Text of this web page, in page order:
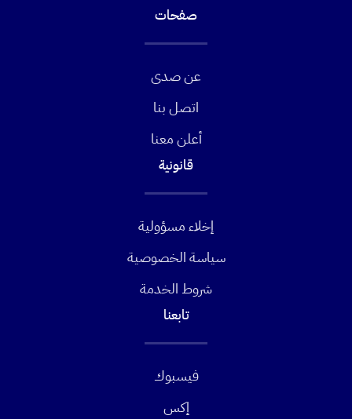
صفحات
عن صدى
اتصل بنا
أعلن معنا
قانونية
إخلاء مسؤولية
سياسة الخصوصية
شروط الخدمة
تابعنا
فيسبوك
إكس